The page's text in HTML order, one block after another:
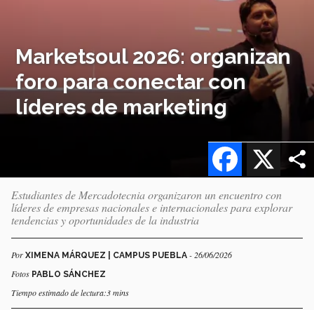
Marketsoul 2026: organizan
foro para conectar con
líderes de marketing
X
Facebook
Estudiantes de Mercadotecnia organizaron un encuentro con
líderes de empresas nacionales e internacionales para explorar
tendencias y oportunidades de la industria
Por XIMENA MÁRQUEZ | CAMPUS PUEBLA - 26/06/2026
Fotos PABLO SÁNCHEZ
Tiempo estimado de lectura:3 mins